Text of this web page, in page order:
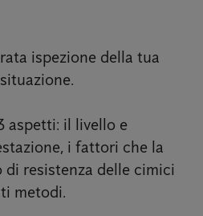
ispezione della tua
aspetti: il livello e
i fattori che la
di resistenza delle cimici
metodi.